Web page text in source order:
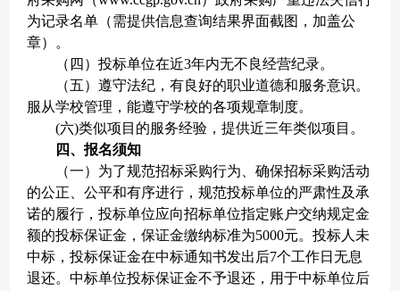
为记录名单（需提供信息查询结果界面截图，加盖公
章）。
（ 四 ）投标单位在近3年内无不良经营纪录。
（五）遵守法纪，有良好的职业道德和服务意识。
服从学校管理，能遵守学校的各项规章制度。
(六)类似项目的服务经验，提供近三年类似项目。
四、报名须知
（一）为了规范招标采购行为、确保招标采购活动
的公正、公平和有序进行，规范投标单位的严肃性及承
诺的履行，投标单位应向招标单位指定账户交纳规定金
额的投标保证金，保证金缴纳标准为5000元。投标人未
中标，投标保证金在中标通知书发出后7个工作日无息
退还。中标单位投标保证金不予退还，用于中标单位后